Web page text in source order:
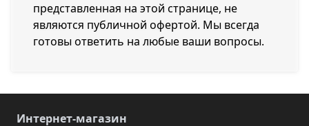
представленная на этой странице, не
являются публичной офертой. Мы всегда
готовы ответить на любые ваши вопросы.
Интернет-магазин